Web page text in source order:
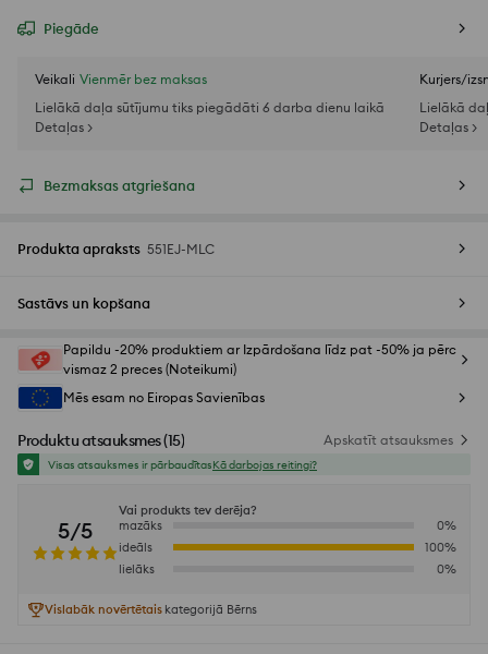
Piegāde
Veikali Vienmēr bez maksas
Lielākā daļa sūtījumu tiks piegādāti 6 darba dienu laikā
Detaļas >
Kurjers/
Lielākā
Detaļas >
Bezmaksas atgriešana
Produkta apraksts 551EJ-MLC
Sastāvs un kopšana
Papildu -20% produktiem ar Izpārdošana līdz pat -50% ja pērc
vismaz 2 preces (Noteikumi)
Mēs esam no Eiropas Savienības
Produktu atsauksmes(15) Apskatīt atsauksmes
Visas atsauksmes ir pārbaudītasKā darbojas reitingi?
5/5
Vai produkts tev derēja?
mazāks
0%
ideāls
100%
lielāks
0%
Vislabāk novērtētais kategorijā Bērns